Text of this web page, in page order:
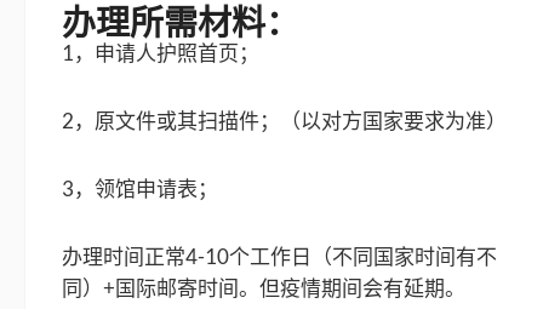
办理所需材料：
1，申请人护照首页；
2，原文件或其扫描件；（以对方国家要求为准）
3，领馆申请表；
办理时间正常4-10个工作日（不同国家时间有不
同）+国际邮寄时间。但疫情期间会有延期。